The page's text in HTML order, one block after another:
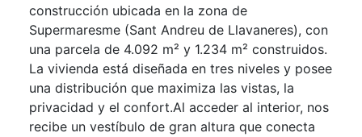
construcción ubicada en la zona de
Supermaresme (Sant Andreu de Llavaneres), con
una parcela de 4.092 m² y 1.234 m² construidos.
La vivienda está diseñada en tres niveles y posee
una distribución que maximiza las vistas, la
privacidad y el confort.Al acceder al interior, nos
recibe un vestíbulo de gran altura que conecta